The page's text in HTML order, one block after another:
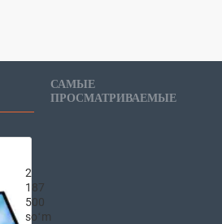
САМЫЕ
ПРОСМАТРИВАЕМЫЕ
2
187
500
soʻm